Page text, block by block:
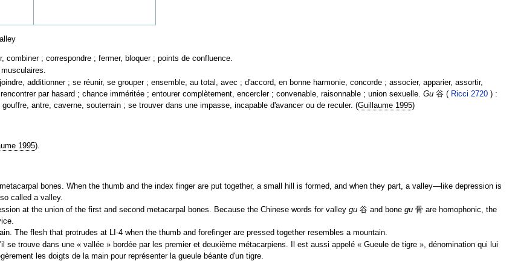
combiner ; correspondre ; fermer, bloquer ; points de confluence.
additionner ; se réunir, se grouper ; ensemble, au total, avec ; d'accord, en bonne harmonie, concorde ; associer, apparier, assortir,
par hasard ; chance imméritée ; entourer complètement, encercler ; convenable, raisonnable ; union sexuelle.Gu 谷 ( Ricci 2720 ) :
antre, caverne, souterrain ; se trouver dans une impasse, incapable d'avancer ou de reculer. (Guillaume 1995)
1995).
bones. When the thumb and the index finger are put together, a small hill is formed, and when they part, a valley—like depression is
called a valley.
at the union of the first and second metacarpal bones. Because the Chinese words for valleygu 谷 and bonegu 骨 are homophonic, the
The flesh that protrudes at LI-4 when the thumb and forefinger are pressed together resembles a mountain.
se trouve dans une « vallée » bordée par les premier et deuxième métacarpiens. Il est aussi appelé « Gueule de tigre », dénomination qui lui
les doigts de la main pour représenter la gueule béante d'un tigre.